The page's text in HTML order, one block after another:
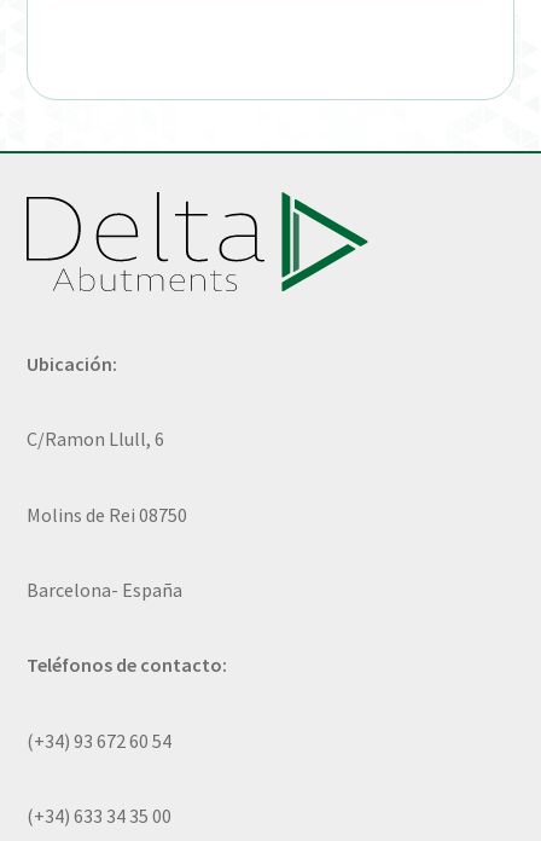
Ubicación:
C/Ramon Llull, 6
Molins de Rei 08750
Barcelona- España
Teléfonos de contacto:
(+34) 93 672 60 54
(+34) 633 34 35 00